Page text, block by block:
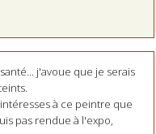
j'avoue que je serais
à ce peintre que
pas rendue à l'expo,